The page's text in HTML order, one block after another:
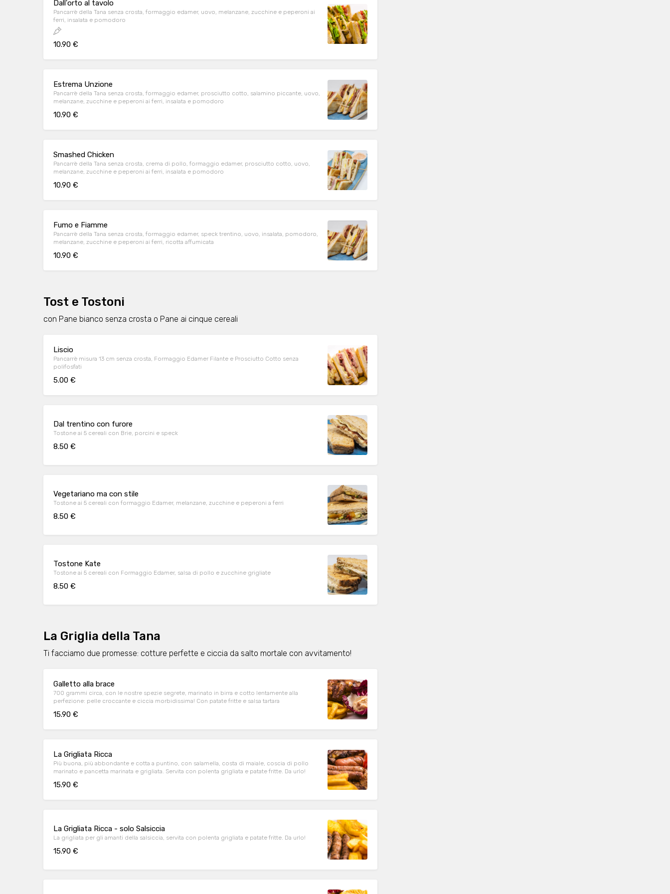
Dall'orto al tavolo
Pancarrè della Tana senza crosta, formaggio edamer, uovo, melanzane, zucchine e peperoni ai
ferri, insalata e pomodoro
10.90 €
Estrema Unzione
Pancarrè della Tana senza crosta, formaggio edamer, prosciutto cotto, salamino piccante, uovo,
melanzane, zucchine e peperoni ai ferri, insalata e pomodoro
10.90 €
Smashed Chicken
Pancarrè della Tana senza crosta, crema di pollo, formaggio edamer, prosciutto cotto, uovo,
melanzane, zucchine e peperoni ai ferri, insalata e pomodoro
10.90 €
Fumo e Fiamme
Pancarrè della Tana senza crosta, formaggio edamer, speck trentino, uovo, insalata, pomodoro,
melanzane, zucchine e peperoni ai ferri, ricotta affumicata
10.90 €
Tost e Tostoni
con Pane bianco senza crosta o Pane ai cinque cereali
Liscio
Pancarrè misura 13 cm senza crosta, Formaggio Edamer Filante e Prosciutto Cotto senza
polifosfati
5.00 €
Dal trentino con furore
Tostone ai 5 cereali con Brie, porcini e speck
8.50 €
Vegetariano ma con stile
Tostone ai 5 cereali con formaggio Edamer, melanzane, zucchine e peperoni a ferri
8.50 €
Tostone Kate
Tostone ai 5 cereali con Formaggio Edamer, salsa di pollo e zucchine grigliate
8.50 €
La Griglia della Tana
Ti facciamo due promesse: cotture perfette e ciccia da salto mortale con avvitamento!
Galletto alla brace
700 grammi circa, con le nostre spezie segrete, marinato in birra e cotto lentamente alla
perfezione: pelle croccante e ciccia morbidissima! Con patate fritte e salsa tartara
15.90 €
La Grigliata Ricca
Più buona, più abbondante e cotta a puntino, con salamella, costa di maiale, coscia di pollo
marinato e pancetta marinata e grigliata. Servita con polenta grigliata e patate fritte. Da urlo!
15.90 €
La Grigliata Ricca - solo Salsiccia
La grigliata per gli amanti della salsiccia, servita con polenta grigliata e patate fritte. Da urlo!
15.90 €